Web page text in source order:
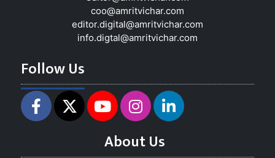
coo@amritvichar.com
editor.digital@amritvichar.com
info.digtal@amritvichar.com
Follow Us
About Us